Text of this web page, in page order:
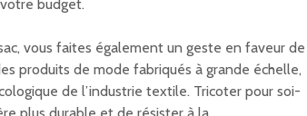
budget.
vous faites également un geste en faveur de
produits de mode fabriqués à grande échelle,
de l’industrie textile. Tricoter pour soi-